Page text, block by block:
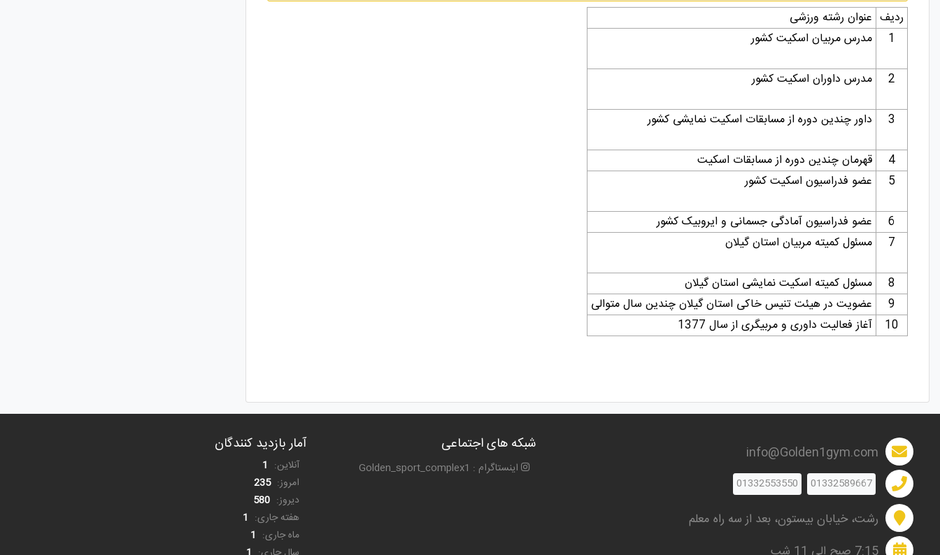
ردیف عنوان رشته ورزشی
1
مدرسمربیان اسکیتکشور
2 مدرس داوران اسکیتکشور
3 داورچندین دوره ازمسابقات اسکیتنمایشی کشور
4 قهرمانچندین دوره ازمسابقات اسکیت
5
عضو فدراسیون اسکیتکشور
6 عضو فدراسیونآمادگی جسمانی و ایروبیککشور
7
مسئولکمیته مربیان استانگیلان
8 مسئولکمیته اسکیتنمایشی استانگیلان
9
عضویت در هیئتتنیسخاکی استانگیلانچندین سالمتوالی
10
آغاز فعالیت داوری ومربیگری از سال
info@Golden1gym.com
01332589667
01332553550
رشت، خیابان بیستون، بعد از سه راه معلم
شبکه های اجتماعی
اینستاگرام : Golden_sport_complex1
آمار بازدید کنندگان
آنلاین: 1
امروز: 235
دیروز: 580
هفته جاری: 1
ماه جاری: 1